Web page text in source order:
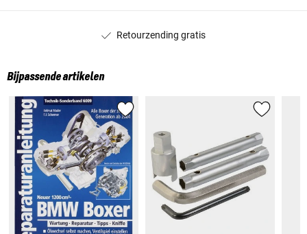
Retourzending gratis
Bijpassende artikelen